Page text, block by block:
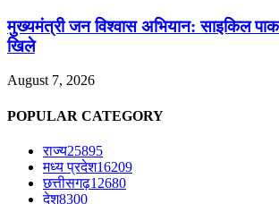
मुख्यमंत्री जन विश्वास अभियान: साइकिल
खिले
August 7, 2026
POPULAR CATEGORY
राज्य25895
मध्य प्रदेश16209
छत्तीसगढ़12680
देश8300